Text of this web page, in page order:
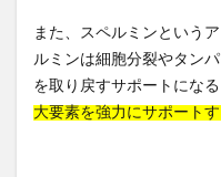
また、スペルミンという
ルミンは細胞分裂やタン
を取り戻すサポートにな
大要素を強力にサポートす